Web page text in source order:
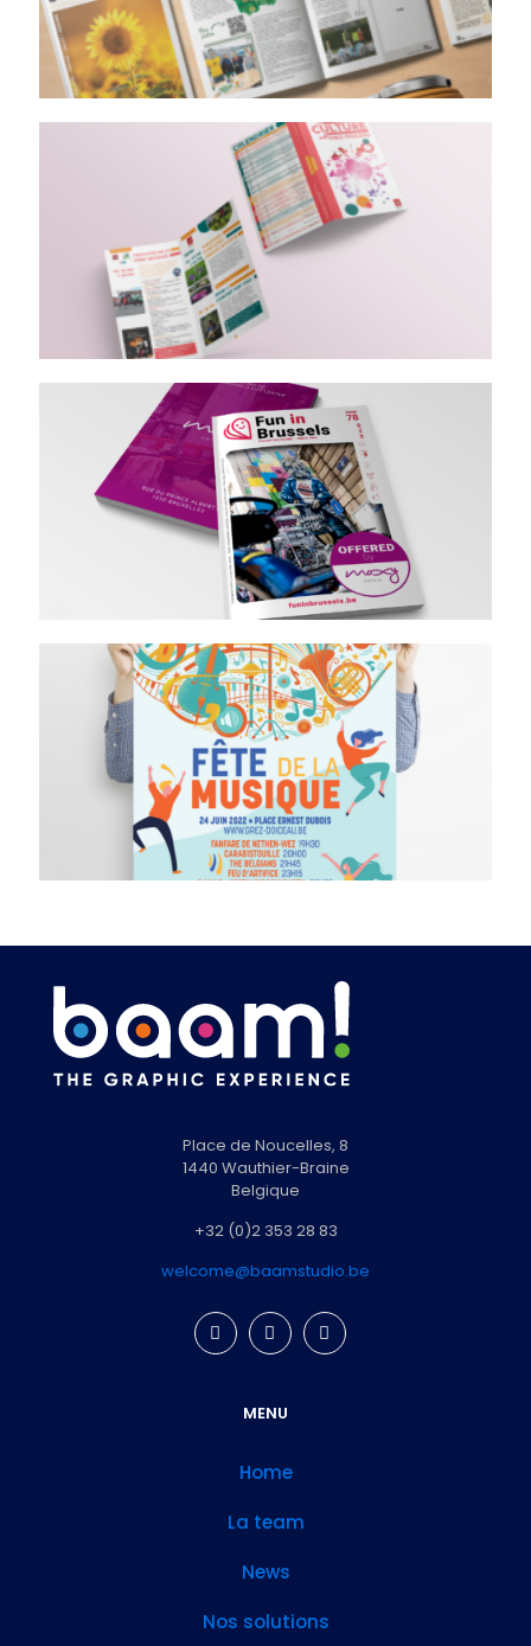
Place de Noucelles, 8
1440 Wauthier-Braine
Belgique
+32 (0)2 353 28 83
welcome@baamstudio.be
MENU
Home
La team
News
Nos solutions